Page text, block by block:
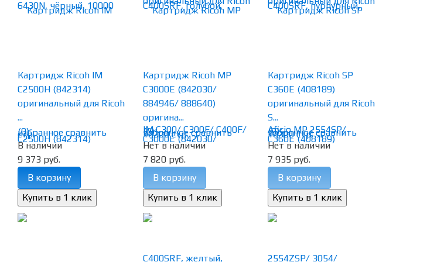
избранное сравнить
Картридж Ricoh IM
C2500H (842314)
оригинальный для Ricoh
...
(0)
В наличии
9 373 руб.
В корзину
избранное сравнить
Картридж Ricoh MP
C3000E (842030/
884946/ 888640)
оригина...
(0)
Нет в наличии
7 820 руб.
В корзину
избранное сравнить
Картридж Ricoh SP
C360E (408189)
оригинальный для Ricoh
S...
(0)
Нет в наличии
7 935 руб.
В корзину